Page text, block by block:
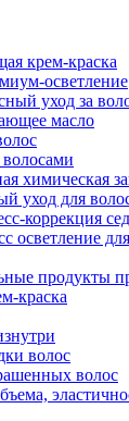
крем-краска
осветление
уход за
масло
волосами
химическая
уход для
коррекция
осветление
продукты
краска
волос
волос